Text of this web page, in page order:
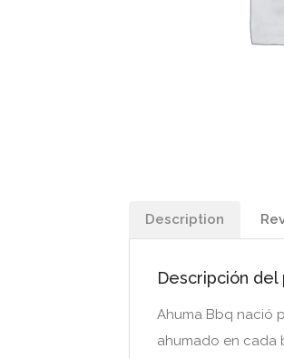
Description
Descripción
Ahuma Bbq nació
ahumado en cada